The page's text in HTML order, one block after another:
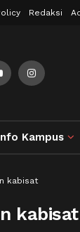
Redaksi
Kampus
kabisat
kabisat